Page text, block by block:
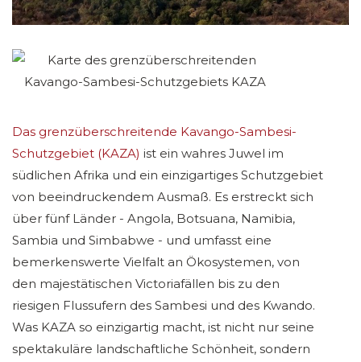
Das grenzüberschreitende Kavango-Sambesi-
Schutzgebiet (KAZA) ist ein wahres Juwel im
südlichen Afrika und ein einzigartiges Schutzgebiet
von beeindruckendem Ausmaß. Es erstreckt sich
über fünf Länder - Angola, Botsuana, Namibia,
Sambia und Simbabwe - und umfasst eine
bemerkenswerte Vielfalt an Ökosystemen, von
den majestätischen Victoriafällen bis zu den
riesigen Flussufern des Sambesi und des Kwando.
Was KAZA so einzigartig macht, ist nicht nur seine
spektakuläre landschaftliche Schönheit, sondern